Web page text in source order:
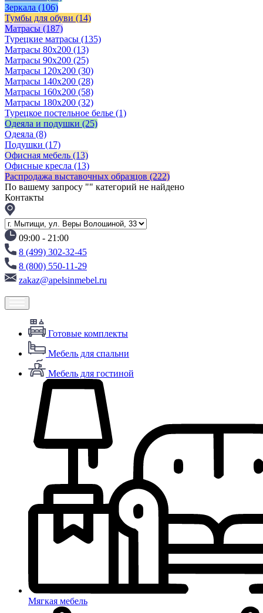
Зеркала (106)
Тумбы для обуви (14)
Матрасы (187)
Турецкие матрасы (135)
Матрасы 80x200 (13)
Матрасы 90х200 (25)
Матрасы 120х200 (30)
Матрасы 140х200 (28)
Матрасы 160х200 (58)
Матрасы 180х200 (32)
Турецкое постельное белье (1)
Одеяла и подушки (25)
Одеяла (8)
Подушки (17)
Офисная мебель (13)
Офисные кресла (13)
Распродажа выставочных образцов (222)
По вашему запросу "" категорий не найдено
Контакты
09:00 - 21:00
8 (499) 302-32-45
8 (800) 550-11-29
zakaz@apelsinmebel.ru
Готовые комплекты
Мебель для спальни
Мебель для гостиной
Мягкая мебель